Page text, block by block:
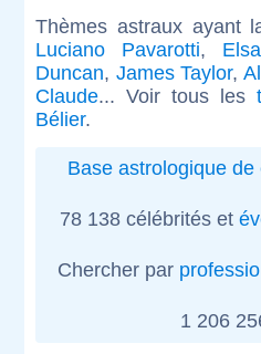
Thèmes astraux ayant
Luciano Pavarotti,
Duncan, James Taylor,
Claude... Voir tous les
Bélier.
Base astrologique de
78 138 célébrités et
Chercher par
1 206